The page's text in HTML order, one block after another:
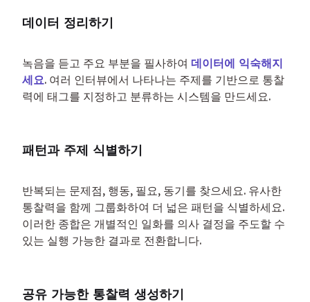
데이터 정리하기
녹음을 듣고 주요 부분을 필사하여 데이터에 익숙해지
세요. 여러 인터뷰에서 나타나는 주제를 기반으로 통찰
력에 태그를 지정하고 분류하는 시스템을 만드세요.
패턴과 주제 식별하기
반복되는 문제점, 행동, 필요, 동기를 찾으세요. 유사한
통찰력을 함께 그룹화하여 더 넓은 패턴을 식별하세요.
이러한 종합은 개별적인 일화를 의사 결정을 주도할 수
있는 실행 가능한 결과로 전환합니다.
공유 가능한 통찰력 생성하기